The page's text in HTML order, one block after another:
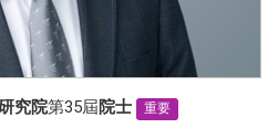
究院第35屆院士 重要